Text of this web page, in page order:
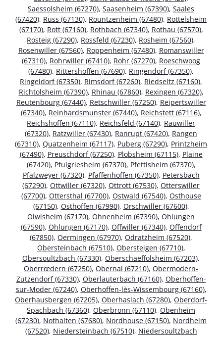
Saessolsheim (67270), Saasenheim (67390), Saales
(67420), Russ (67130), Rountzenheim (67480), Rottelsheim
(67170), Rott (67160), Rothbach (67340), Rothau (67570),
Rosteig (67290), Rossfeld (67230), Rosheim (67560),
Rosenwiller (67560), Roppenheim (67480), Romanswiller
(67310), Rohrwiller (67410), Rohr (67270), Roeschwoog
(67480), Rittershoffen (67690), Ringendorf (67350),
Ringeldorf (67350), Rimsdorf (67260), Riedseltz (67160),
Richtolsheim (67390), Rhinau (67860), Rexingen (67320),
Reutenbourg (67440), Retschwiller (67250), Reipertswiller
(67340), Reinhardsmunster (67440), Reichstett (67116),
Reichshoffen (67110), Reichsfeld (67140), Rauwiller
(67320), Ratzwiller (67430), Ranrupt (67420), Rangen
(67310), Quatzenheim (67117), Puberg (67290), Printzheim
(67490), Preuschdorf (67250), Plobsheim (67115), Plaine
(67420), Pfulgriesheim (67370), Pfettisheim (67370),
Pfalzweyer (67320), Pfaffenhoffen (67350), Petersbach
(67290), Ottwiller (67320), Ottrott (67530), Otterswiller
(67700), Ottersthal (67700), Ostwald (67540), Osthouse
(67150), Osthoffen (67990), Orschwiller (67600),
Olwisheim (67170), Ohnenheim (67390), Ohlungen
(67590), Ohlungen (67170), Offwiller (67340), Offendorf
(67850), Oermingen (67970), Odratzheim (67520),
Obersteinbach (67510), Obersteigen (67710),
Obersoultzbach (67330), Oberschaeffolsheim (67203),
Oberrœdern (67250), Obernai (67210), Obermodern-
Zutzendorf (67330), Oberlauterbach (67160), Oberhoffen-
sur-Moder (67240), Oberhoffen-lès-Wissembourg (67160),
Oberhausbergen (67205), Oberhaslach (67280), Oberdorf-
Spachbach (67360), Oberbronn (67110), Obenheim
(67230), Nothalten (67680), Nordhouse (67150), Nordheim
(67520), Niedersteinbach (67510), Niedersoultzbach